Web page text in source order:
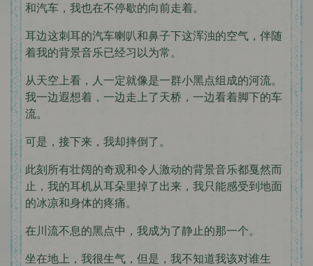
和汽车，我也在不停歇的向前走着。
耳边这刺耳的汽车喇叭和鼻子下这浑浊的空气，伴随
着我的背景音乐已经习以为常。
从天空上看，人一定就像是一群小黑点组成的河流。
我一边遐想着，一边走上了天桥，一边看着脚下的车
流。
可是，接下来，我却摔倒了。
此刻所有壮阔的奇观和令人激动的背景音乐都戛然而
止，我的耳机从耳朵里掉了出来，我只能感受到地面
的冰凉和身体的疼痛。
在川流不息的黑点中，我成为了静止的那一个。
坐在地上，我很生气，但是，我不知道我该对谁生